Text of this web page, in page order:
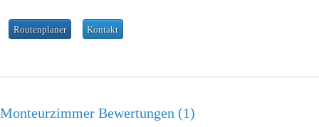
Routenplaner Kontakt
Monteurzimmer Bewertungen 1